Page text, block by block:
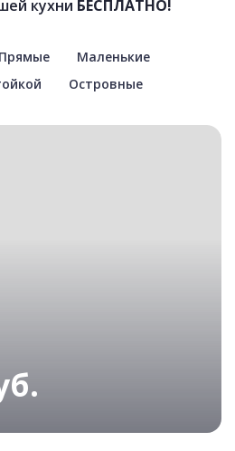
кухни БЕСПЛАТНО!
Прямые
Маленькие
Островные